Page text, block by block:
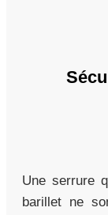
Une serrure
barillet ne